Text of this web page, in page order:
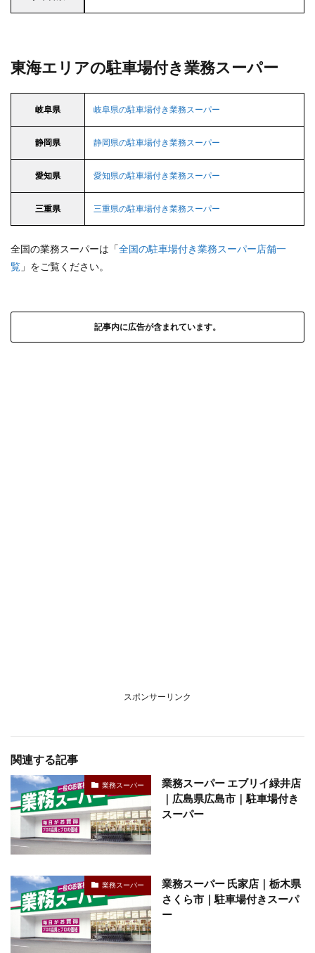
東海エリアの駐車場付き業務スーパー
岐阜県 岐阜県の駐車場付き業務スーパー
静岡県 静岡県の駐車場付き業務スーパー
愛知県 愛知県の駐車場付き業務スーパー
三重県 三重県の駐車場付き業務スーパー
全国の業務スーパーは「全国の駐車場付き業務スーパー店舗一
覧 」をご覧ください。
記事内に広告が含まれています。
スポンサーリンク
関連する記事
業務スーパー
業務スーパー エブリイ緑井店
｜広島県広島市｜駐車場付き
スーパー
業務スーパー
業務スーパー 氏家店｜栃木県
さくら市｜駐車場付きスーパ
ー